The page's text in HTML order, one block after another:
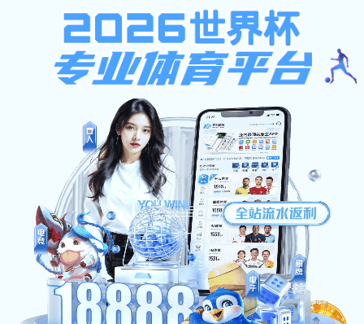
不限ip注册送37元,西班牙足球
甲级联赛,凯旋官网